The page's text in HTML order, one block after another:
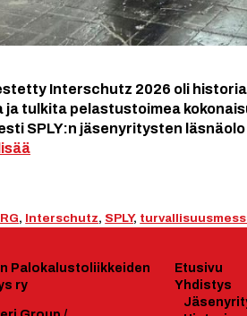
Interschutz 2026 oli
tulkita pelastustoimea
SPLY:n jäsenyritysten
, Interschutz, SPLY,
Palokalustoliikkeiden
ry
Etusivu
Yhdistys
J